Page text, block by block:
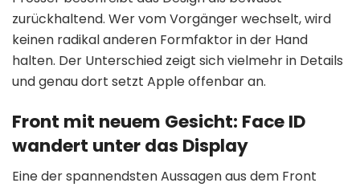
zurückhaltend. Wer vom Vorgänger wechselt, wird
keinen radikal anderen Formfaktor in der Hand
halten. Der Unterschied zeigt sich vielmehr in Details
und genau dort setzt Apple offenbar an.
Front mit neuem Gesicht: Face ID
wandert unter das Display
Eine der spannendsten Aussagen aus dem Front